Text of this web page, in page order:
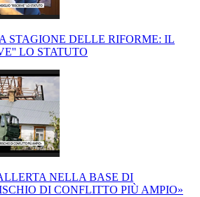
STAGIONE DELLE RIFORME: IL
LO STATUTO
NELLA BASE DI
DI CONFLITTO PIÙ AMPIO»